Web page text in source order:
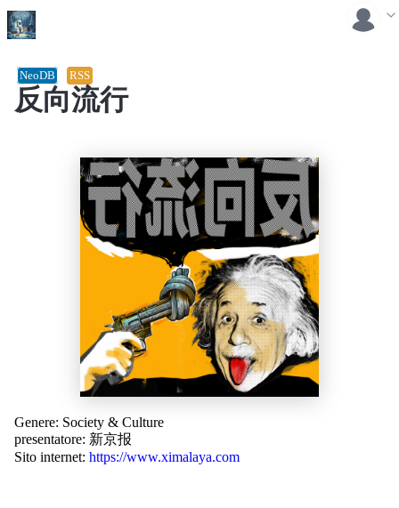
反向流行
NeoDB RSS
Genere: Society & Culture
presentatore: 新京报
Sito internet: https://www.ximalaya.com